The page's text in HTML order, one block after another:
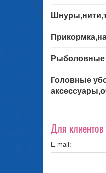
Рыболовные
Головные
Для клиентов
E-mail: